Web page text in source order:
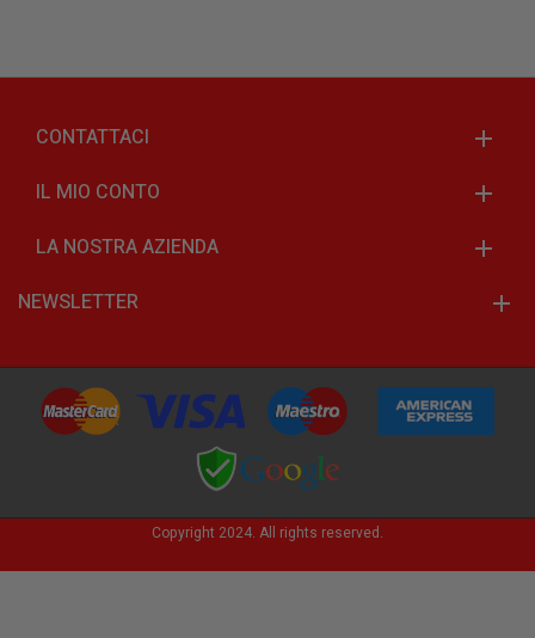
CONTATTACI
IL MIO CONTO
LA NOSTRA AZIENDA
NEWSLETTER
Copyright 2024. All rights reserved.